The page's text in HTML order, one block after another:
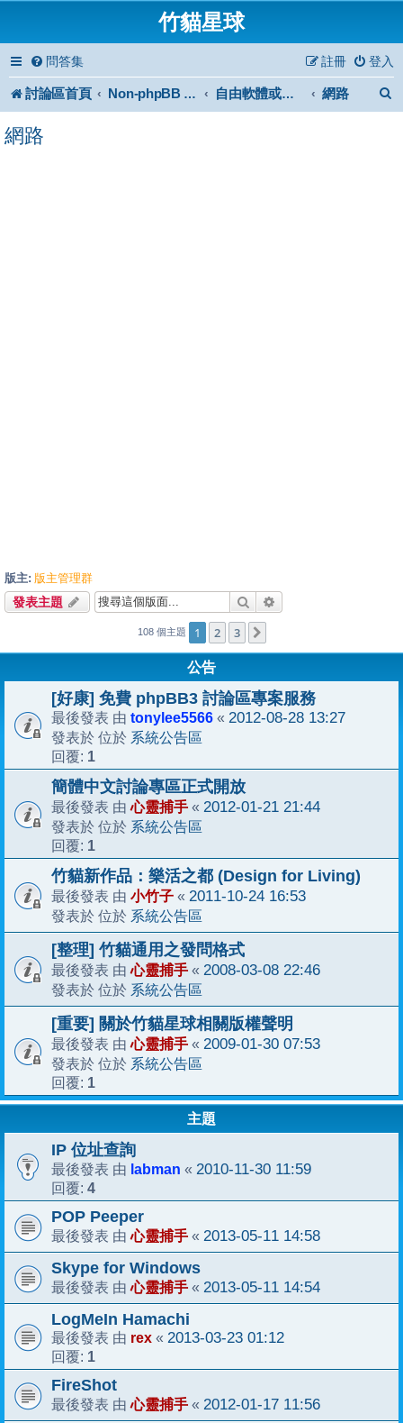
竹貓星球
問答集 登入
註冊
討論區首頁 Non-phpBB specific 自由軟體或免費軟體 網路
網路
版主: 版主管理群
發表主題 搜尋
108 個主題 1 2 3
公告
[好康] 免費 phpBB3 討論區專案服務
最後發表 由 tonylee5566 « 2012-08-28 13:27
發表於 位於 系統公告區
回覆: 1
簡體中文討論專區正式開放
最後發表 由心靈捕手 « 2012-01-21 21:44
發表於 位於 系統公告區
回覆: 1
竹貓新作品：樂活之都 (Design for Living)
最後發表 由 小竹子 « 2011-10-24 16:53
發表於 位於 系統公告區
[整理] 竹貓通用之發問格式
最後發表 由心靈捕手 « 2008-03-08 22:46
發表於 位於 系統公告區
[重要] 關於竹貓星球相關版權聲明
最後發表 由心靈捕手 « 2009-01-30 07:53
發表於 位於 系統公告區
回覆: 1
主題
IP 位址查詢
最後發表 由 labman « 2010-11-30 11:59
回覆: 4
POP Peeper
最後發表 由心靈捕手 « 2013-05-11 14:58
Skype for Windows
最後發表 由心靈捕手 « 2013-05-11 14:54
LogMeIn Hamachi
最後發表 由 rex « 2013-03-23 01:12
回覆: 1
FireShot
最後發表 由心靈捕手 « 2012-01-17 11:56